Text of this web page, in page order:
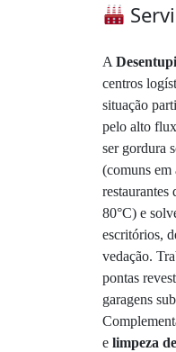
A
centros
situação
pelo alto
ser gordura
(comuns em
80°C) e
escritórios,
vedação.
pontas
garagens
e limpeza